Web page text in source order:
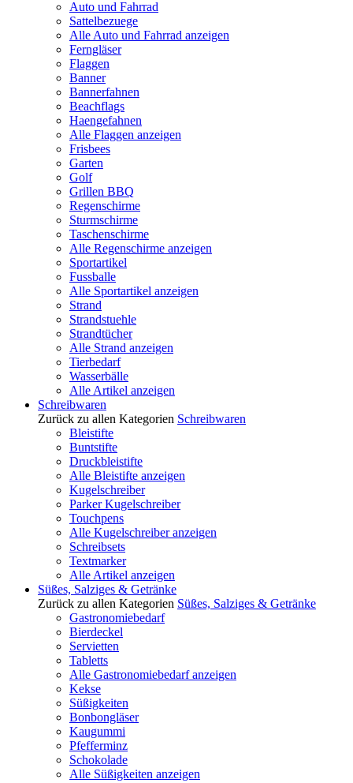
Auto und Fahrrad
Sattelbezuege
Alle Auto und Fahrrad anzeigen
Ferngläser
Flaggen
Banner
Bannerfahnen
Beachflags
Haengefahnen
Alle Flaggen anzeigen
Frisbees
Garten
Golf
Grillen BBQ
Regenschirme
Sturmschirme
Taschenschirme
Alle Regenschirme anzeigen
Sportartikel
Fussballe
Alle Sportartikel anzeigen
Strand
Strandstuehle
Strandtücher
Alle Strand anzeigen
Tierbedarf
Wasserbälle
Alle Artikel anzeigen
Schreibwaren
Zurück zu allen Kategorien Schreibwaren
Bleistifte
Buntstifte
Druckbleistifte
Alle Bleistifte anzeigen
Kugelschreiber
Parker Kugelschreiber
Touchpens
Alle Kugelschreiber anzeigen
Schreibsets
Textmarker
Alle Artikel anzeigen
Süßes, Salziges & Getränke
Zurück zu allen Kategorien Süßes, Salziges & Getränke
Gastronomiebedarf
Bierdeckel
Servietten
Tabletts
Alle Gastronomiebedarf anzeigen
Kekse
Süßigkeiten
Bonbongläser
Kaugummi
Pfefferminz
Schokolade
Alle Süßigkeiten anzeigen